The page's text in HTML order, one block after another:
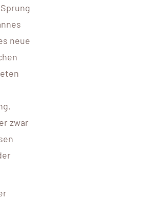
neue
zwar